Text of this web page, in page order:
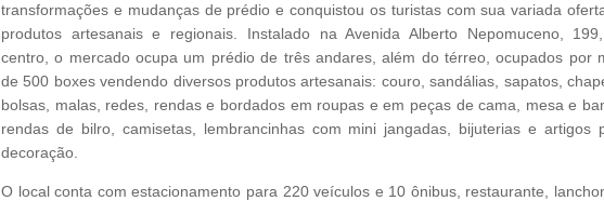
transformações e mudanças de prédio e conquistou os turistas com sua variada
produtos artesanais e regionais. Instalado na Avenida Alberto Nepomuceno,
centro, o mercado ocupa um prédio de três andares, além do térreo, ocupados por
de 500 boxes vendendo diversos produtos artesanais: couro, sandálias, sapatos,
bolsas, malas, redes, rendas e bordados em roupas e em peças de cama, mesa e
rendas de bilro, camisetas, lembrancinhas com mini jangadas, bijuterias e artigos
decoração.
O local conta com estacionamento para 220 veículos e 10 ônibus, restaurante,